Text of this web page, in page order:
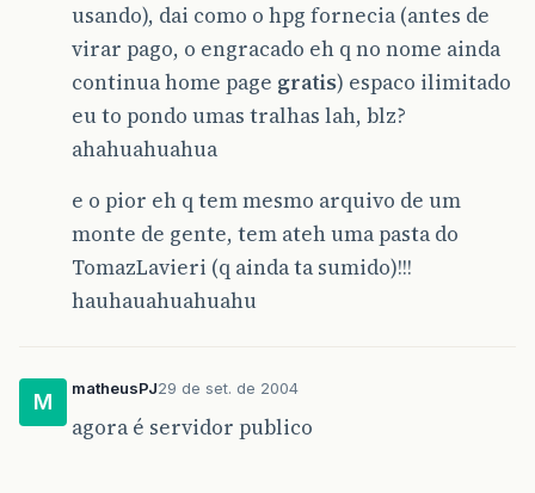
usando), dai como o hpg fornecia (antes de
virar pago, o engracado eh q no nome ainda
continua home page gratis) espaco ilimitado
eu to pondo umas tralhas lah, blz?
ahahuahuahua
e o pior eh q tem mesmo arquivo de um
monte de gente, tem ateh uma pasta do
TomazLavieri (q ainda ta sumido)!!!
hauhauahuahuahu
M
matheusPJ29 de set. de 2004
agora é servidor publico